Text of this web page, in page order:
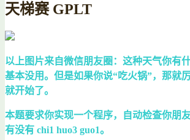
天梯赛 GPLT
以上图片来自微信朋友圈：这种天气你有
基本没用。但是如果你说“吃火锅”，那就
就开始了。
本题要求你实现一个程序，自动检查你朋
有没有 chi1 huo3 guo1。